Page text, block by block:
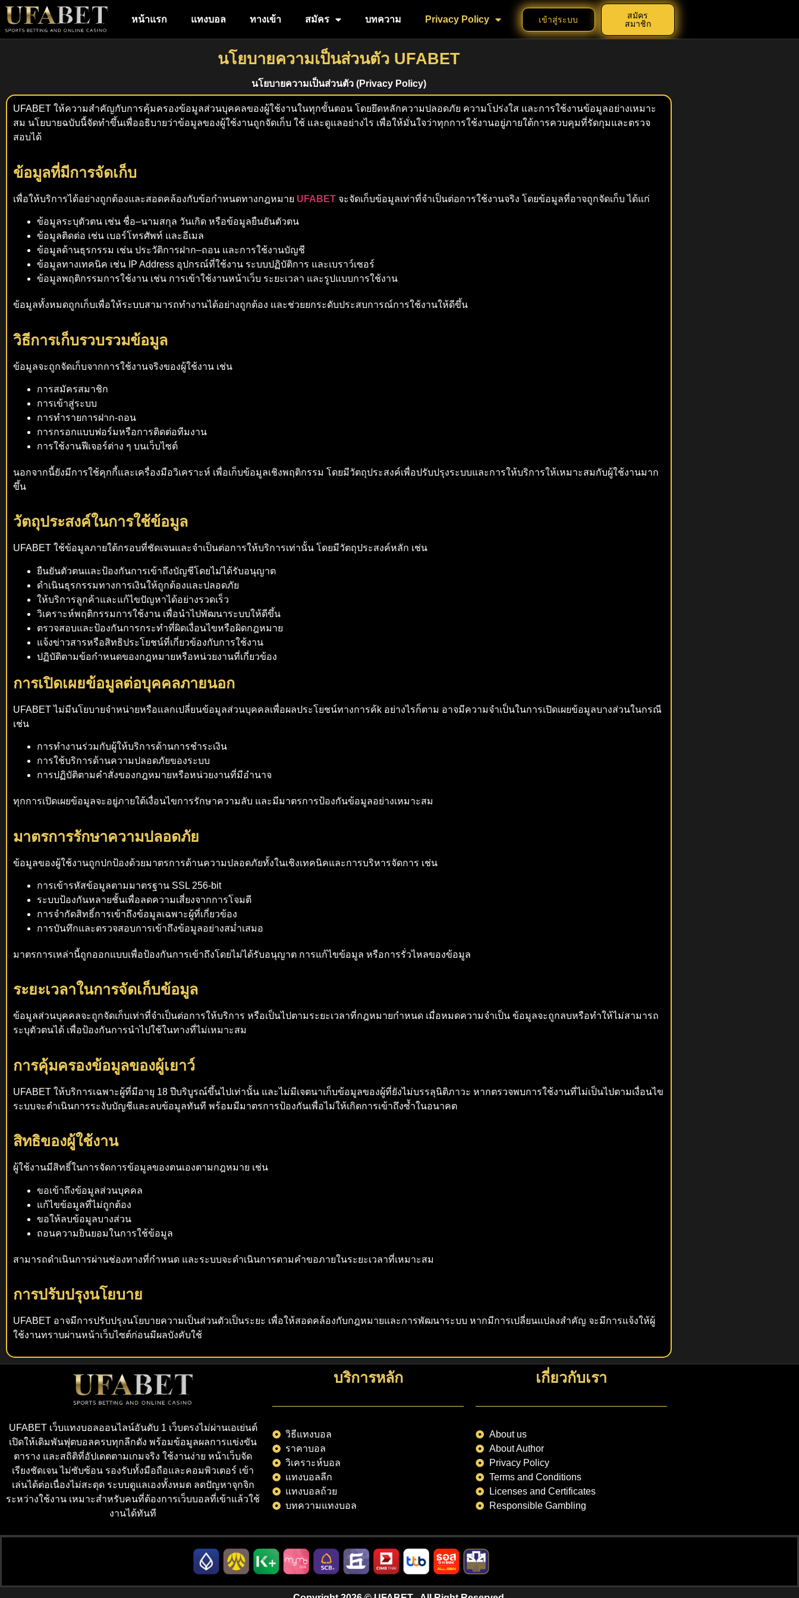
หน้าแรก แทงบอล ทางเข้า สมัคร บทความ Privacy Policy เข้าสู่ระบบ
สมัคร
สมาชิก
นโยบายความเป็นส่วนตัว UFABET
นโยบายความเป็นส่วนตัว (Privacy Policy)
UFABET ให้ความสำคัญกับการคุ้มครองข้อมูลส่วนบุคคลของผู้ใช้งานในทุกขั้นตอน โดยยึดหลักความปลอดภัย ความโปร่งใส และการใช้งานข้อมูลอย่างเหมาะ
สม นโยบายฉบับนี้จัดทำขึ้นเพื่ออธิบายว่าข้อมูลของผู้ใช้งานถูกจัดเก็บ ใช้ และดูแลอย่างไร เพื่อให้มั่นใจว่าทุกการใช้งานอยู่ภายใต้การควบคุมที่รัดกุมและตรวจ
สอบได้
ข้อมูลที่มีการจัดเก็บ
เพื่อให้บริการได้อย่างถูกต้องและสอดคล้องกับข้อกำหนดทางกฎหมาย UFABET จะจัดเก็บข้อมูลเท่าที่จำเป็นต่อการใช้งานจริง โดยข้อมูลที่อาจถูกจัดเก็บ ได้แก่
ข้อมูลระบุตัวตน เช่น ชื่อ–นามสกุล วันเกิด หรือข้อมูลยืนยันตัวตน
ข้อมูลติดต่อ เช่น เบอร์โทรศัพท์ และอีเมล
ข้อมูลด้านธุรกรรม เช่น ประวัติการฝาก–ถอน และการใช้งานบัญชี
ข้อมูลทางเทคนิค เช่น IP Address อุปกรณ์ที่ใช้งาน ระบบปฏิบัติการ และเบราว์เซอร์
ข้อมูลพฤติกรรมการใช้งาน เช่น การเข้าใช้งานหน้าเว็บ ระยะเวลา และรูปแบบการใช้งาน
ข้อมูลทั้งหมดถูกเก็บเพื่อให้ระบบสามารถทำงานได้อย่างถูกต้อง และช่วยยกระดับประสบการณ์การใช้งานให้ดีขึ้น
วิธีการเก็บรวบรวมข้อมูล
ข้อมูลจะถูกจัดเก็บจากการใช้งานจริงของผู้ใช้งาน เช่น
การสมัครสมาชิก
การเข้าสู่ระบบ
การทำรายการฝาก-ถอน
การกรอกแบบฟอร์มหรือการติดต่อทีมงาน
การใช้งานฟีเจอร์ต่าง ๆ บนเว็บไซต์
นอกจากนี้ยังมีการใช้คุกกี้และเครื่องมือวิเคราะห์ เพื่อเก็บข้อมูลเชิงพฤติกรรม โดยมีวัตถุประสงค์เพื่อปรับปรุงระบบและการให้บริการให้เหมาะสมกับผู้ใช้งานมาก
ขึ้น
วัตถุประสงค์ในการใช้ข้อมูล
UFABET ใช้ข้อมูลภายใต้กรอบที่ชัดเจนและจำเป็นต่อการให้บริการเท่านั้น โดยมีวัตถุประสงค์หลัก เช่น
ยืนยันตัวตนและป้องกันการเข้าถึงบัญชีโดยไม่ได้รับอนุญาต
ดำเนินธุรกรรมทางการเงินให้ถูกต้องและปลอดภัย
ให้บริการลูกค้าและแก้ไขปัญหาได้อย่างรวดเร็ว
วิเคราะห์พฤติกรรมการใช้งาน เพื่อนำไปพัฒนาระบบให้ดีขึ้น
ตรวจสอบและป้องกันการกระทำที่ผิดเงื่อนไขหรือผิดกฎหมาย
แจ้งข่าวสารหรือสิทธิประโยชน์ที่เกี่ยวข้องกับการใช้งาน
ปฏิบัติตามข้อกำหนดของกฎหมายหรือหน่วยงานที่เกี่ยวข้อง
การเปิดเผยข้อมูลต่อบุคคลภายนอก
UFABET ไม่มีนโยบายจำหน่ายหรือแลกเปลี่ยนข้อมูลส่วนบุคคลเพื่อผลประโยชน์ทางการค้k อย่างไรก็ตาม อาจมีความจำเป็นในการเปิดเผยข้อมูลบางส่วนในกรณี
เช่น
การทำงานร่วมกับผู้ให้บริการด้านการชำระเงิน
การใช้บริการด้านความปลอดภัยของระบบ
การปฏิบัติตามคำสั่งของกฎหมายหรือหน่วยงานที่มีอำนาจ
ทุกการเปิดเผยข้อมูลจะอยู่ภายใต้เงื่อนไขการรักษาความลับ และมีมาตรการป้องกันข้อมูลอย่างเหมาะสม
มาตรการรักษาความปลอดภัย
ข้อมูลของผู้ใช้งานถูกปกป้องด้วยมาตรการด้านความปลอดภัยทั้งในเชิงเทคนิคและการบริหารจัดการ เช่น
การเข้ารหัสข้อมูลตามมาตรฐาน SSL 256-bit
ระบบป้องกันหลายชั้นเพื่อลดความเสี่ยงจากการโจมตี
การจำกัดสิทธิ์การเข้าถึงข้อมูลเฉพาะผู้ที่เกี่ยวข้อง
การบันทึกและตรวจสอบการเข้าถึงข้อมูลอย่างสม่ำเสมอ
มาตรการเหล่านี้ถูกออกแบบเพื่อป้องกันการเข้าถึงโดยไม่ได้รับอนุญาต การแก้ไขข้อมูล หรือการรั่วไหลของข้อมูล
ระยะเวลาในการจัดเก็บข้อมูล
ข้อมูลส่วนบุคคลจะถูกจัดเก็บเท่าที่จำเป็นต่อการให้บริการ หรือเป็นไปตามระยะเวลาที่กฎหมายกำหนด เมื่อหมดความจำเป็น ข้อมูลจะถูกลบหรือทำให้ไม่สามารถ
ระบุตัวตนได้ เพื่อป้องกันการนำไปใช้ในทางที่ไม่เหมาะสม
การคุ้มครองข้อมูลของผู้เยาว์
UFABET ให้บริการเฉพาะผู้ที่มีอายุ 18 ปีบริบูรณ์ขึ้นไปเท่านั้น และไม่มีเจตนาเก็บข้อมูลของผู้ที่ยังไม่บรรลุนิติภาวะ หากตรวจพบการใช้งานที่ไม่เป็นไปตามเงื่อนไข
ระบบจะดำเนินการระงับบัญชีและลบข้อมูลทันที พร้อมมีมาตรการป้องกันเพื่อไม่ให้เกิดการเข้าถึงซ้ำในอนาคต
สิทธิของผู้ใช้งาน
ผู้ใช้งานมีสิทธิ์ในการจัดการข้อมูลของตนเองตามกฎหมาย เช่น
ขอเข้าถึงข้อมูลส่วนบุคคล
แก้ไขข้อมูลที่ไม่ถูกต้อง
ขอให้ลบข้อมูลบางส่วน
ถอนความยินยอมในการใช้ข้อมูล
สามารถดำเนินการผ่านช่องทางที่กำหนด และระบบจะดำเนินการตามคำขอภายในระยะเวลาที่เหมาะสม
การปรับปรุงนโยบาย
UFABET อาจมีการปรับปรุงนโยบายความเป็นส่วนตัวเป็นระยะ เพื่อให้สอดคล้องกับกฎหมายและการพัฒนาระบบ หากมีการเปลี่ยนแปลงสำคัญ จะมีการแจ้งให้ผู้
ใช้งานทราบผ่านหน้าเว็บไซต์ก่อนมีผลบังคับใช้
UFABET เว็บแทงบอลออนไลน์อันดับ 1 เว็บตรงไม่ผ่านเอเย่นต์
เปิดให้เดิมพันฟุตบอลครบทุกลีกดัง พร้อมข้อมูลผลการแข่งขัน
ตาราง และสถิติที่อัปเดตตามเกมจริง ใช้งานง่าย หน้าเว็บจัด
เรียงชัดเจน ไม่ซับซ้อน รองรับทั้งมือถือและคอมพิวเตอร์ เข้า
เล่นได้ต่อเนื่องไม่สะดุด ระบบดูแลเองทั้งหมด ลดปัญหาจุกจิก
ระหว่างใช้งาน เหมาะสำหรับคนที่ต้องการเว็บบอลที่เข้าแล้วใช้
งานได้ทันที
บริการหลัก
วิธีแทงบอล
ราคาบอล
วิเคราะห์บอล
แทงบอลลีก
แทงบอลถ้วย
บทความแทงบอล
เกี่ยวกับเรา
About us
About Author
Privacy Policy
Terms and Conditions
Licenses and Certificates
Responsible Gambling